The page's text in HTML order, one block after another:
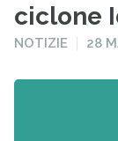
ciclone
PUBBLICATO
NOTIZIE 28